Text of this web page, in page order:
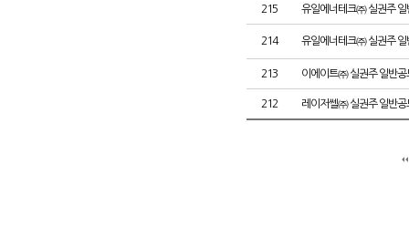
215 유일에너테크㈜ 실권주 일
214 유일에너테크㈜ 실권주 일
213 이에이트㈜ 실권주 일반공
212 레이저쎌㈜ 실권주 일반공